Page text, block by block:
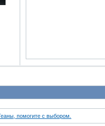
помогите с выбором.